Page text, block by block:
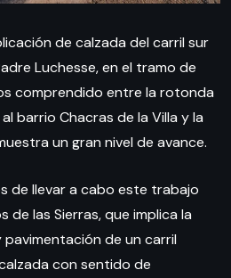
de calzada del carril sur
Luchesse, en el tramo de
comprendido entre la rotonda
barrio Chacras de la Villa y la
un gran nivel de avance.
de llevar a cabo este trabajo
de las Sierras, que implica la
de un carril
con sentido de